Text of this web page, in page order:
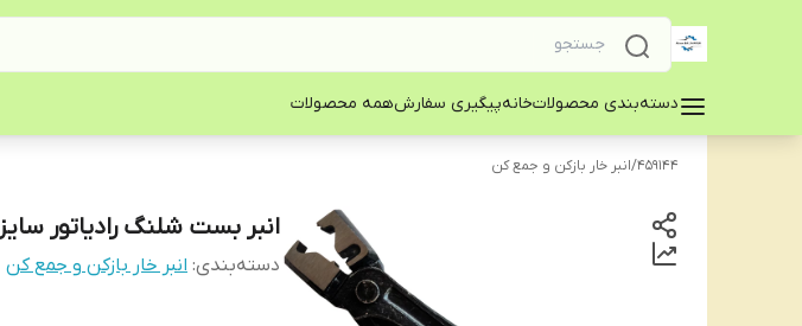
دسته‌بندی محصولاتخانهپیگیری سفارشهمه محصولات
459144
/انبر خار بازکن و جمع کن
انبر بست شلنگ رادیاتور سایز 8 اینچ
دسته‌بندی: انبر خار بازکن و جمع کن